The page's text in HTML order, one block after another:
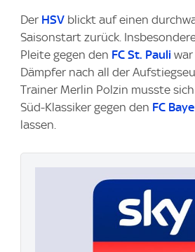
Der HSV blickt auf einen
Saisonstart zurück.
Pleite gegen den FC St. Pauli
Dämpfer nach all der
Trainer Merlin Polzin musste
Süd-Klassiker gegen den FC
lassen.